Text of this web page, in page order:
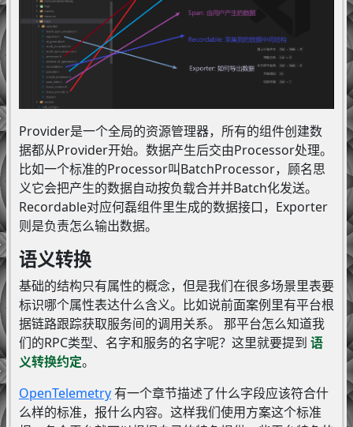
Provider是一个全局的资源管理器，所有的组件创建数
据都从Provider开始。数据产生后交由Processor处理。
比如一个标准的Processor叫BatchProcessor，顾名思
义它会把产生的数据自动按负载合并并Batch化发送。
Recordable对应何磊组件里生成的数据接口，Exporter
则是负责怎么输出数据。
语义转换
基础的结构只有属性的概念，但是我们在很多场景里表要
标识哪个属性表达什么含义。比如说前面案例里有平台根
据链路跟踪获取服务间的调用关系。 那平台怎么知道我
们的RPC类型、名字和服务的名字呢？这里就要提到 语
义转换约定。
OpenTelemetry有一个章节描述了什么字段应该符合什
么样的标准，报什么内容。这样我们使用方案这个标准